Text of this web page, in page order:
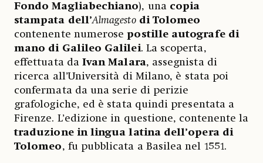
Fondo Magliabechiano), una copia
stampata dell’Almagestodi Tolomeo
contenente numerosepostille autografe di
mano di Galileo Galilei. La scoperta,
effettuata da Ivan Malara, assegnista di
ricerca all’Università di Milano, è stata poi
confermata da una serie di perizie
grafologiche, ed è stata quindi presentata a
Firenze. L’edizione in questione, contenente la
traduzione in lingua latina dell’opera di
Tolomeo, fu pubblicata a Basilea nel 1551.